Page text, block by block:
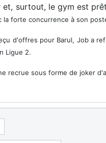
surtout, le gym est
forte concurrence à son
d'offres pour Barul, Job a
Ligue 2.
recrue sous forme de joker